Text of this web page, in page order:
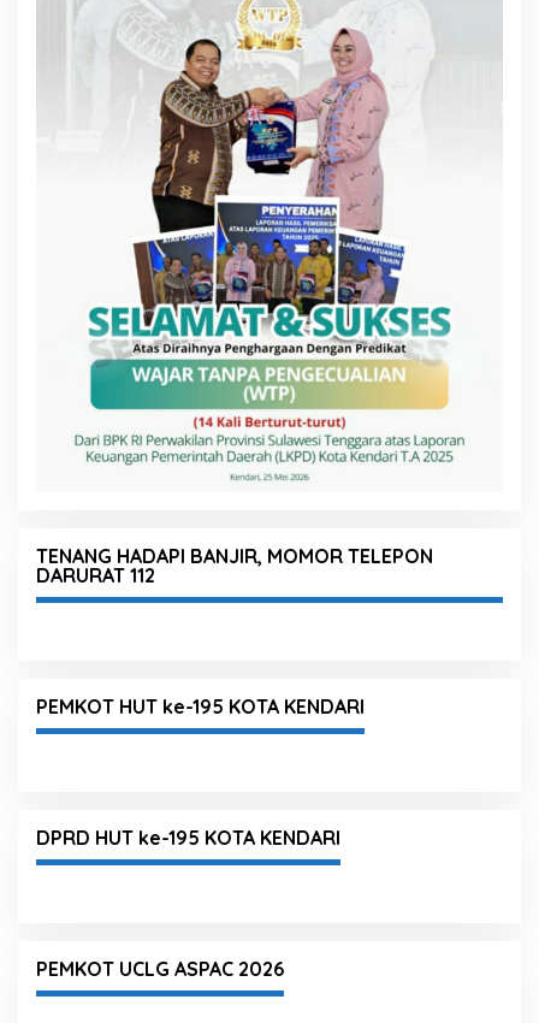
TENANG HADAPI BANJIR, MOMOR TELEPON
DARURAT 112
PEMKOT HUT ke-195 KOTA KENDARI
DPRD HUT ke-195 KOTA KENDARI
PEMKOT UCLG ASPAC 2026